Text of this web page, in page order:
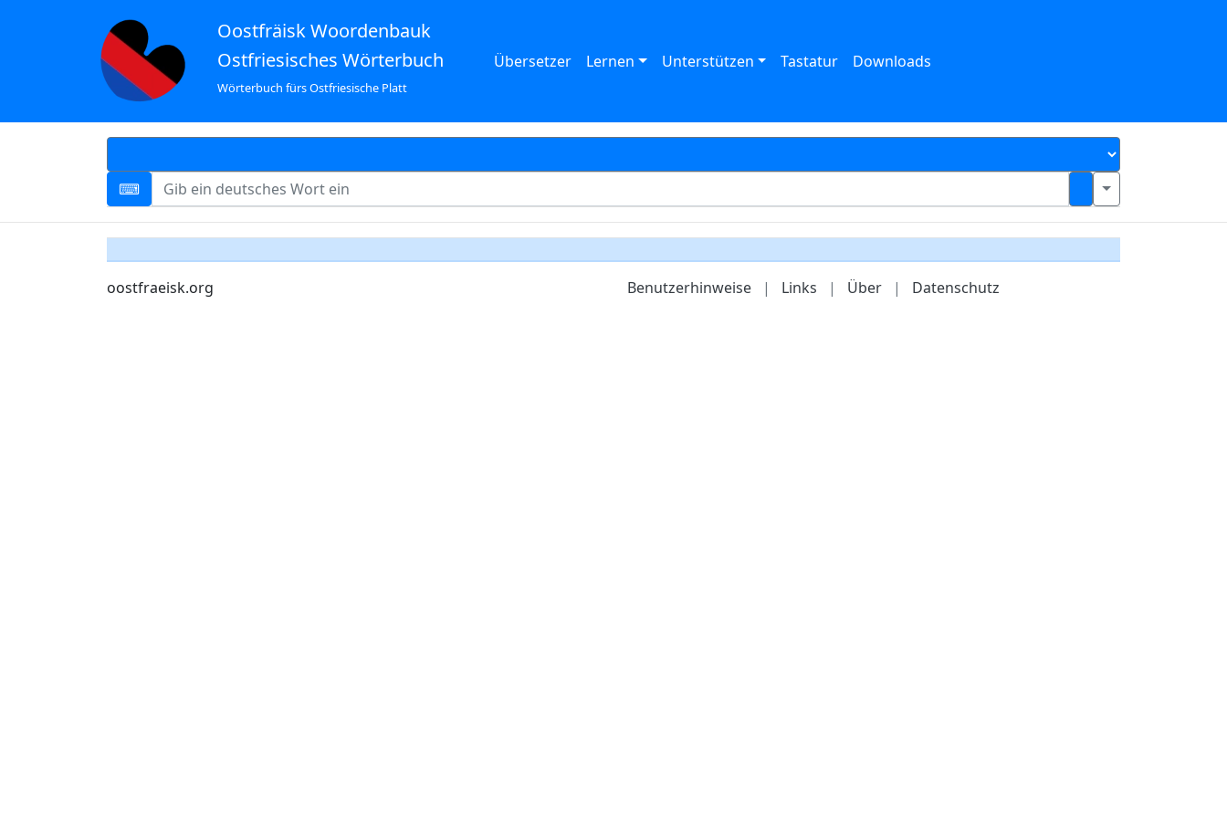
Oostfräisk Woordenbauk
Ostfriesisches Wörterbuch
Wörterbuch fürs Ostfriesische Platt
Übersetzer Lernen Unterstützen Tastatur Downloads
oostfraeisk.org Benutzerhinweise | Links | Über | Datenschutz